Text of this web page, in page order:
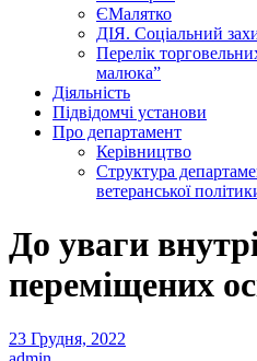
ЄМалятко
ДІЯ. Соціальний
Перелік
малюка”
Діяльність
Підвідомчі установи
Про департамент
Керівництво
Структура
ветеранської
До уваги
переміщених
23 Грудня, 2022